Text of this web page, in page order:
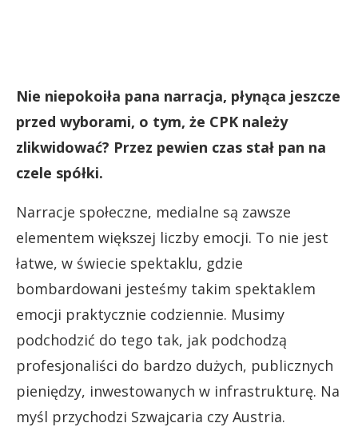
Nie niepokoiła pana narracja, płynąca jeszcze
przed wyborami, o tym, że CPK należy
zlikwidować? Przez pewien czas stał pan na
czele spółki.
Narracje społeczne, medialne są zawsze
elementem większej liczby emocji. To nie jest
łatwe, w świecie spektaklu, gdzie
bombardowani jesteśmy takim spektaklem
emocji praktycznie codziennie. Musimy
podchodzić do tego tak, jak podchodzą
profesjonaliści do bardzo dużych, publicznych
pieniędzy, inwestowanych w infrastrukturę. Na
myśl przychodzi Szwajcaria czy Austria.